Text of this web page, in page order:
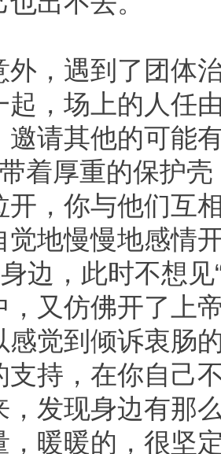
外，遇到了团体
起，场上的人任
邀请其他的可能
着厚重的保护
开，你与他们互
觉地慢慢地感情
身边，此时不想
，又仿佛开了上
感觉到倾诉衷肠
支持，在你自己
，发现身边有那
，暖暖的，很坚